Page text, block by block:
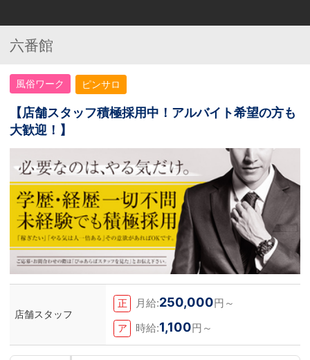
六番館
風俗ワーク ピンサロ
【店舗スタッフ積極採用中！アルバイト希望の方も
大歓迎！】
店舗スタッフ
正 月給:250,000円～
ア 時給:1,100円～